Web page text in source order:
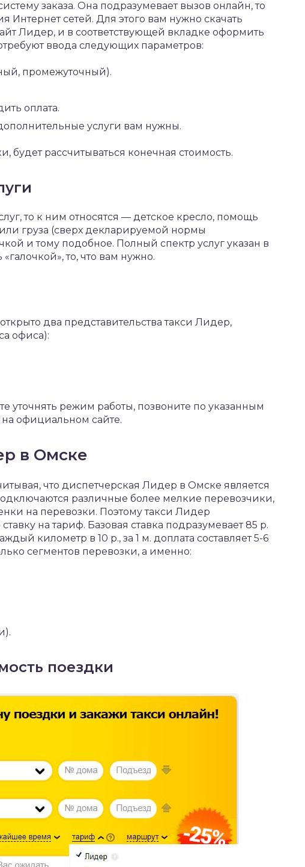
заказа. Она подразумевает вызов онлайн, то
Интернет сетей. Для этого вам нужно скачать
Лидер, и в соответствующей вкладке оформить
ввода следующих параметров:
промежуточный).
оплата.
услуги вам нужны.
будет рассчитываться конечная стоимость.
то к ним относятся — детское кресло, помощь
груза (сверх декларируемой нормы
и тому подобное. Полный спектр услуг указан в
то, что вам нужно.
два представительства такси Лидер,
офиса):
уточнять режим работы, позвоните по указанным
официальном сайте.
в Омске
что диспетчерская Лидер в Омске является
различные более мелкие перевозчики,
на перевозки. Поэтому такси Лидер
на тариф. Базовая ставка подразумевает 85 р.
километр в 10 р., за 1 м. доплата составляет 5-6
сегментов перевозки, а именно:
поездки